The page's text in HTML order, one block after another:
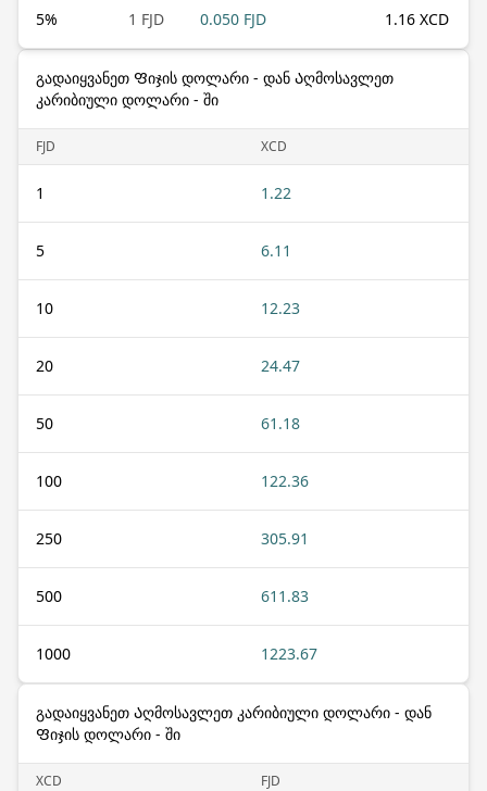
5% 1 FJD 0.050 FJD 1.16 XCD
გადაიყვანეთ Ფიჯის დოლარი - დან Აღმოსავლეთ
კარიბიული დოლარი - ში
FJD XCD
1 1.22
5 6.11
10 12.23
20 24.47
50 61.18
100 122.36
250 305.91
500 611.83
1000 1223.67
გადაიყვანეთ Აღმოსავლეთ კარიბიული დოლარი - დან
Ფიჯის დოლარი - ში
XCD FJD